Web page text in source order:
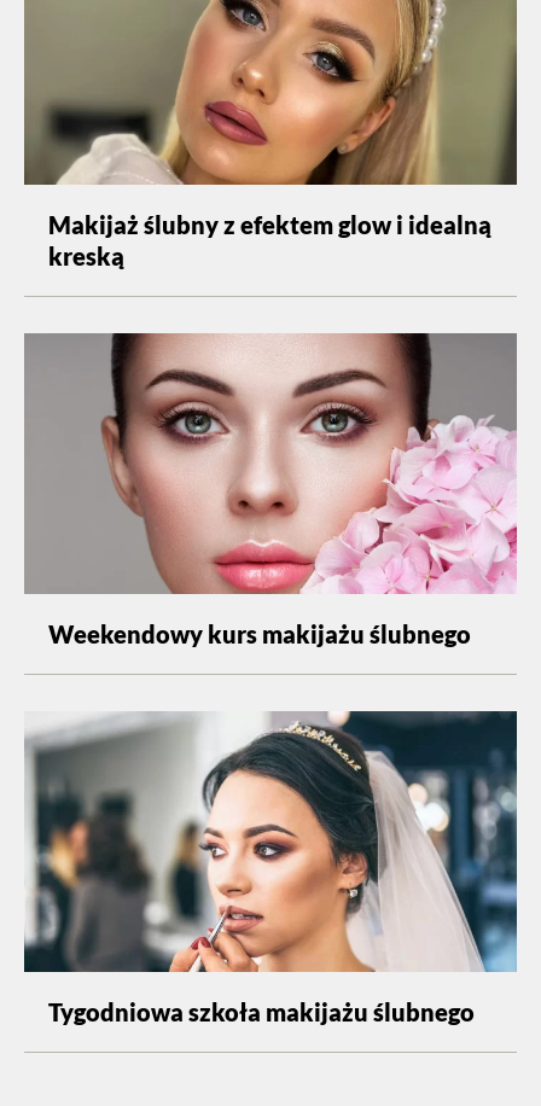
Makijaż ślubny z efektem glow i idealną
kreską
Weekendowy kurs makijażu ślubnego
Tygodniowa szkoła makijażu ślubnego